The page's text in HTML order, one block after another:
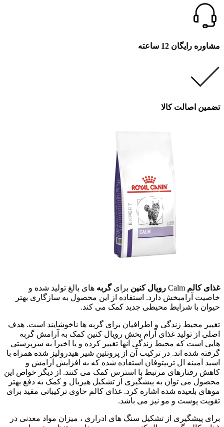
مشاوره رایگان 12 ساعته
تضمین اصالت کالا
غذای کالم رویال کنین برایگربه های بالغ تولید شده و
خاصیت آرامبخش دارد. استفاده از این محصول به سازگاری بهتر
حیوان با شرایط محیطی جدید کمک می کند.
تغییر محیط زندگی و اطرافیان برای گربه ها ناخوشایند است. هدف
اصلی از تولید غذای آرام بخش رویال کنین کمک به آرامش گربه
هایی است که محیط زندگی آنها تغییر کرده و یا اخیرا به سرپرستی
گرفته شده اند. در ترکیب آن از پروتئین شیر هیدرولیز شده همراه با
اسید آمینه ال تریپتوفان استفاده شده که به افزایش آرامش و
کاهش رفتارهای مرتبط با استرس کمک می کنند. از دیگر خواص این
محصول می توان به پیشگیری از تشکیل هیربال و کمک به دفع بهتر
موهای بلعیده شده اشاره کرد. غذای کالم حاوی ترکیباتی مفید برای
تقویت پوست و مو نیز می باشد.
برای پیشگیری از تشکیل سنگ های ادراری ، میزان مواد معدنی در